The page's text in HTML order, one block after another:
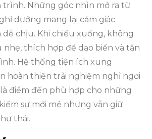
trình. Những góc nhìn mở ra từ
dưỡng mang lại cảm giác
chịu. Khi chiều xuống, không
nhẹ, thích hợp để dạo biển và tận
Hệ thống tiện ích xung
hoàn thiện trải nghiệm nghỉ ngơi
điểm đến phù hợp cho những
sự mới mẻ nhưng vẫn giữ
thái.